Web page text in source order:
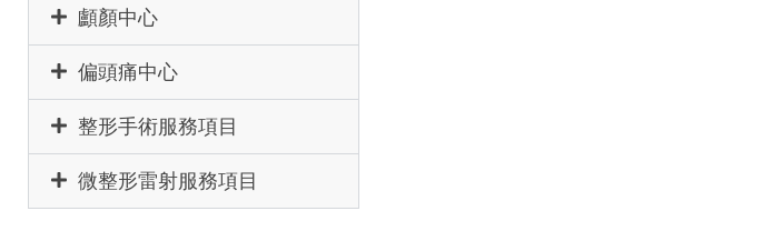
顱顏中心
偏頭痛中心
整形手術服務項目
微整形雷射服務項目